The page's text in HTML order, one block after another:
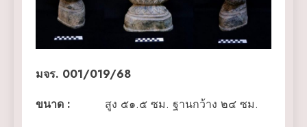
มจร. 001/019/68
ขนาด :
สูง ๕๑.๕ ซม. ฐานกว้าง ๒๔ ซม.